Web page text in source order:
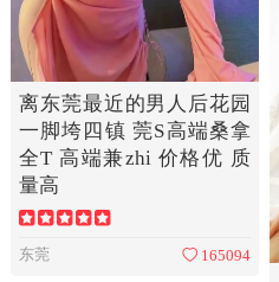
离东莞最近的男人后花园
一脚垮四镇 莞S高端桑拿
全T 高端兼zhi 价格优 质
量高
东莞 165094